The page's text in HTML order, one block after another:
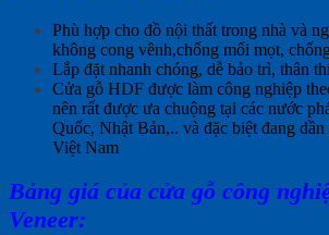
Phù hợp cho đồ nội thất trong nhà và
không cong vênh,chống mối mọt,
Lắp đặt nhanh chóng, dễ bảo trì, thân
Cửa gỗ HDF được làm công nghiệp
nên rất được ưa chuộng tại các nước
Quốc, Nhật Bản,.. và đặc biệt đang
Việt Nam
Bảng giá của cửa gỗ công
Veneer: